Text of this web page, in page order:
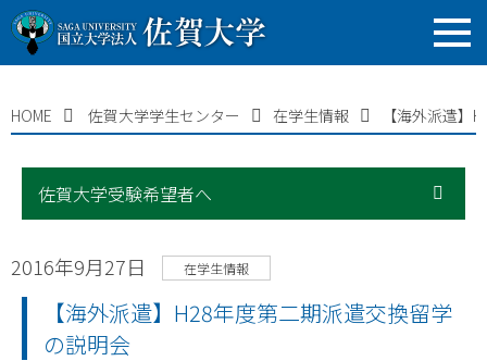
HOME 佐賀大学学生センター 在学生情報 【海外派遣】
佐賀大学受験希望者へ
2016年9月27日 在学生情報
【海外派遣】H28年度第二期派遣交換留学
の説明会